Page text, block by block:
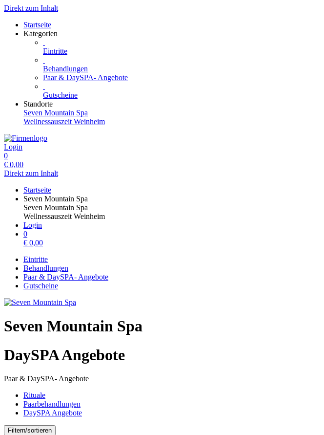
Direkt zum Inhalt
Startseite
Kategorien
Eintritte
Behandlungen
Paar & DaySPA- Angebote
Gutscheine
Standorte
Seven Mountain Spa
Wellnessauszeit Weinheim
Login
0
€ 0,00
Direkt zum Inhalt
Startseite
Seven Mountain Spa
Seven Mountain Spa
Wellnessauszeit Weinheim
Login
0
€ 0,00
Eintritte
Behandlungen
Paar & DaySPA- Angebote
Gutscheine
Seven Mountain Spa
DaySPA Angebote
Paar & DaySPA- Angebote
Rituale
Paarbehandlungen
DaySPA Angebote
Filtern/sortieren